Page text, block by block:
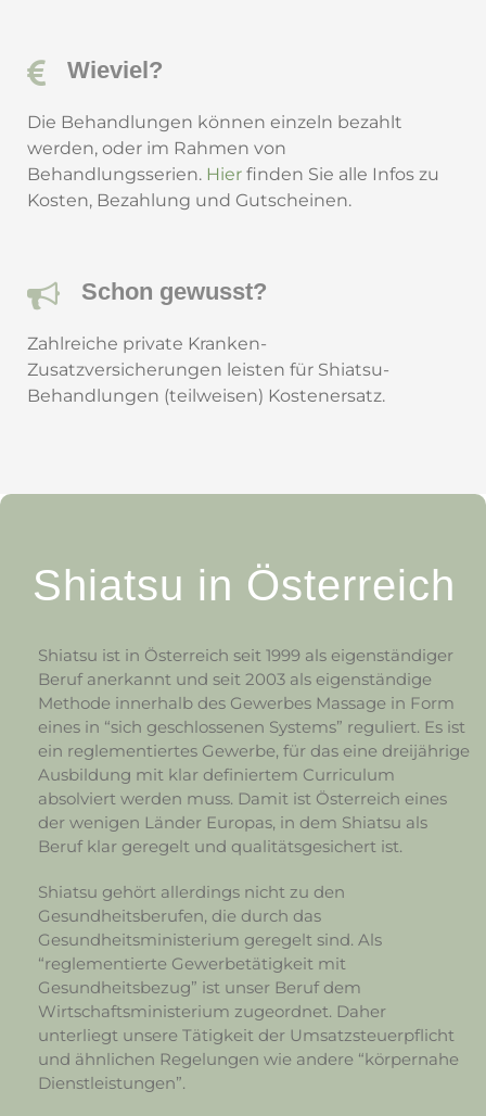
Wieviel?
Die Behandlungen können einzeln bezahlt
werden, oder im Rahmen von
Behandlungsserien. Hier finden Sie alle Infos zu
Kosten, Bezahlung und Gutscheinen.
Schon gewusst?
Zahlreiche private Kranken-
Zusatzversicherungen leisten für Shiatsu-
Behandlungen (teilweisen) Kostenersatz.
Shiatsu in Österreich
Shiatsu ist in Österreich seit 1999 als eigenständiger
Beruf anerkannt und seit 2003 als eigenständige
Methode innerhalb des Gewerbes Massage in Form
eines in “sich geschlossenen Systems” reguliert. Es ist
ein reglementiertes Gewerbe, für das eine dreijährige
Ausbildung mit klar definiertem Curriculum
absolviert werden muss. Damit ist Österreich eines
der wenigen Länder Europas, in dem Shiatsu als
Beruf klar geregelt und qualitätsgesichert ist.
Shiatsu gehört allerdings nicht zu den
Gesundheitsberufen, die durch das
Gesundheitsministerium geregelt sind. Als
“reglementierte Gewerbetätigkeit mit
Gesundheitsbezug” ist unser Beruf dem
Wirtschaftsministerium zugeordnet. Daher
unterliegt unsere Tätigkeit der Umsatzsteuerpflicht
und ähnlichen Regelungen wie andere “körpernahe
Dienstleistungen”.